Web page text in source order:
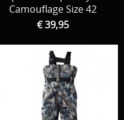
Camouflage Size 42
€ 39,95